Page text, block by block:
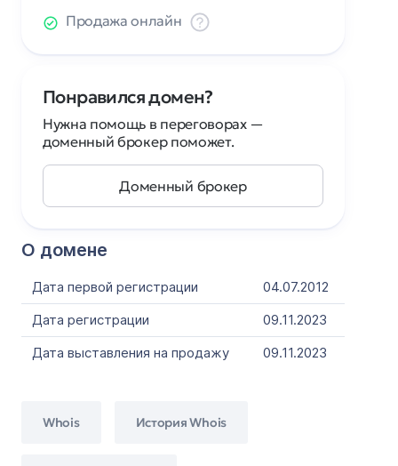
О домене
Дата первой регистрации
04.07.2012
Дата регистрации
09.11.2023
Дата выставления на продажу
09.11.2023
Whois История Whois
Продажа онлайн
Понравился домен?
Нужна помощь в переговорах —
доменный брокер поможет.
Доменный брокер